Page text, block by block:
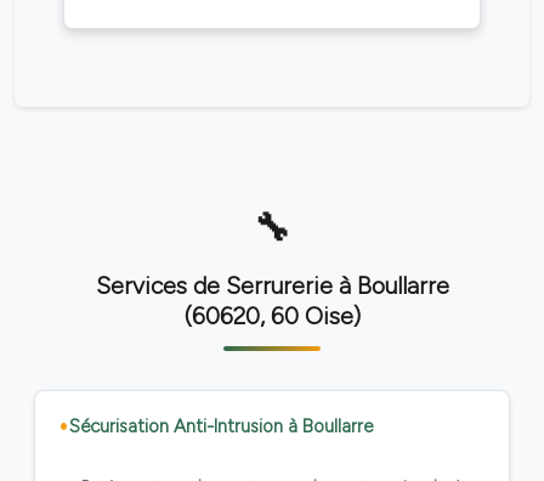
Services de Serrurerie à Boullarre
(60620, 60 Oise)
Sécurisation Anti-Intrusion à Boullarre